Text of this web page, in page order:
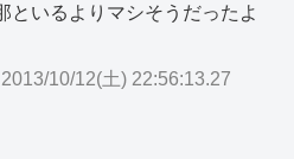
といるよりマシそうだったよ
10/12(土) 22:56:13.27